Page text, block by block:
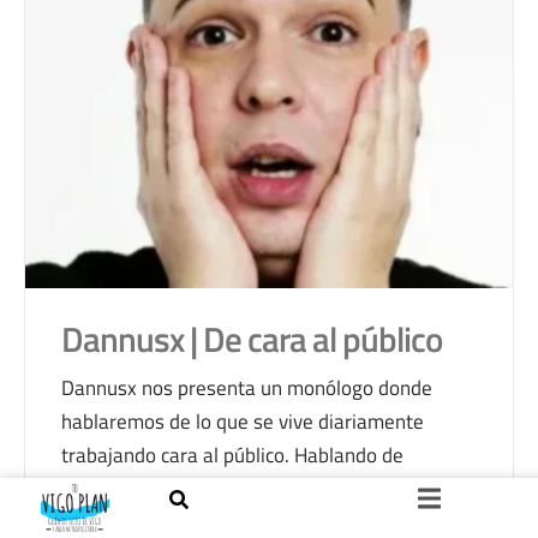
Dannusx | De cara al público
Dannusx nos presenta un monólogo donde
hablaremos de lo que se vive diariamente
trabajando cara al público. Hablando de
anécdotas con clientes, con mucho sentido del
humor, ironía y sarcasmo. Dannusx es un